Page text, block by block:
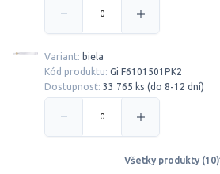
Variant: biela
Kód produktu: Gi F6101501PK2
Dostupnosť: 33 765 ks (do 8-12 dní)
Všetky produkty (10)